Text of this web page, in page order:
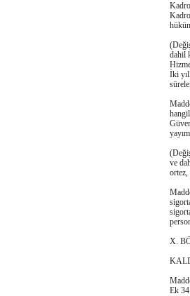
dahil
İki
ve
ortez,
X.
Ek